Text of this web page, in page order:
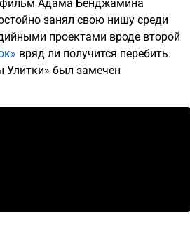
Адама Бенджамина
занял свою нишу среди
проектами вроде второй
вряд ли получится перебить.
Улитки» был замечен